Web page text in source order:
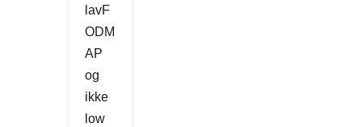
lavF
ODM
AP
og
ikke
low